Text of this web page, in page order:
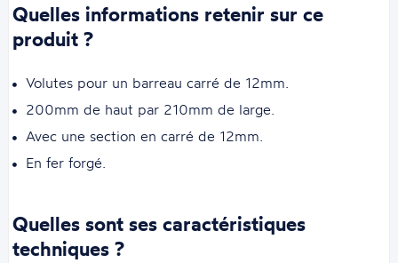
Quelles informations retenir sur ce
produit ?
Volutes pour un barreau carré de 12mm.
200mm de haut par 210mm de large.
Avec une section en carré de 12mm.
En fer forgé.
Quelles sont ses caractéristiques
techniques ?